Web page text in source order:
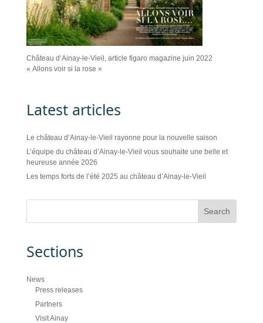
Château d’Ainay-le-Vieil, article figaro magazine juin 2022
« Allons voir si la rose »
Latest articles
Le château d’Ainay-le-Vieil rayonne pour la nouvelle saison
L’équipe du château d’Ainay-le-Vieil vous souhaite une belle et
heureuse année 2026
Les temps forts de l’été 2025 au château d’Ainay-le-Vieil
Sections
News
Press releases
Partners
Visit Ainay